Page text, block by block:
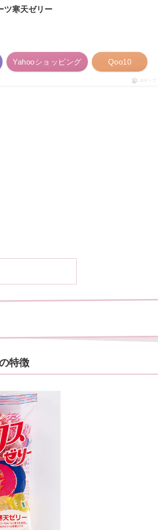
ツ寒天ゼリー
Yahooショッピング Qoo10
ポチップ
特徴